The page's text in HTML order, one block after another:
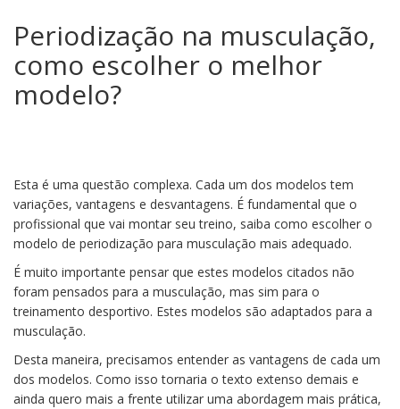
Periodização na musculação,
como escolher o melhor
modelo?
Esta é uma questão complexa. Cada um dos modelos tem
variações, vantagens e desvantagens. É fundamental que o
profissional que vai montar seu treino, saiba como escolher o
modelo de periodização para musculação mais adequado.
É muito importante pensar que estes modelos citados não
foram pensados para a musculação, mas sim para o
treinamento desportivo. Estes modelos são adaptados para a
musculação.
Desta maneira, precisamos entender as vantagens de cada um
dos modelos. Como isso tornaria o texto extenso demais e
ainda quero mais a frente utilizar uma abordagem mais prática,